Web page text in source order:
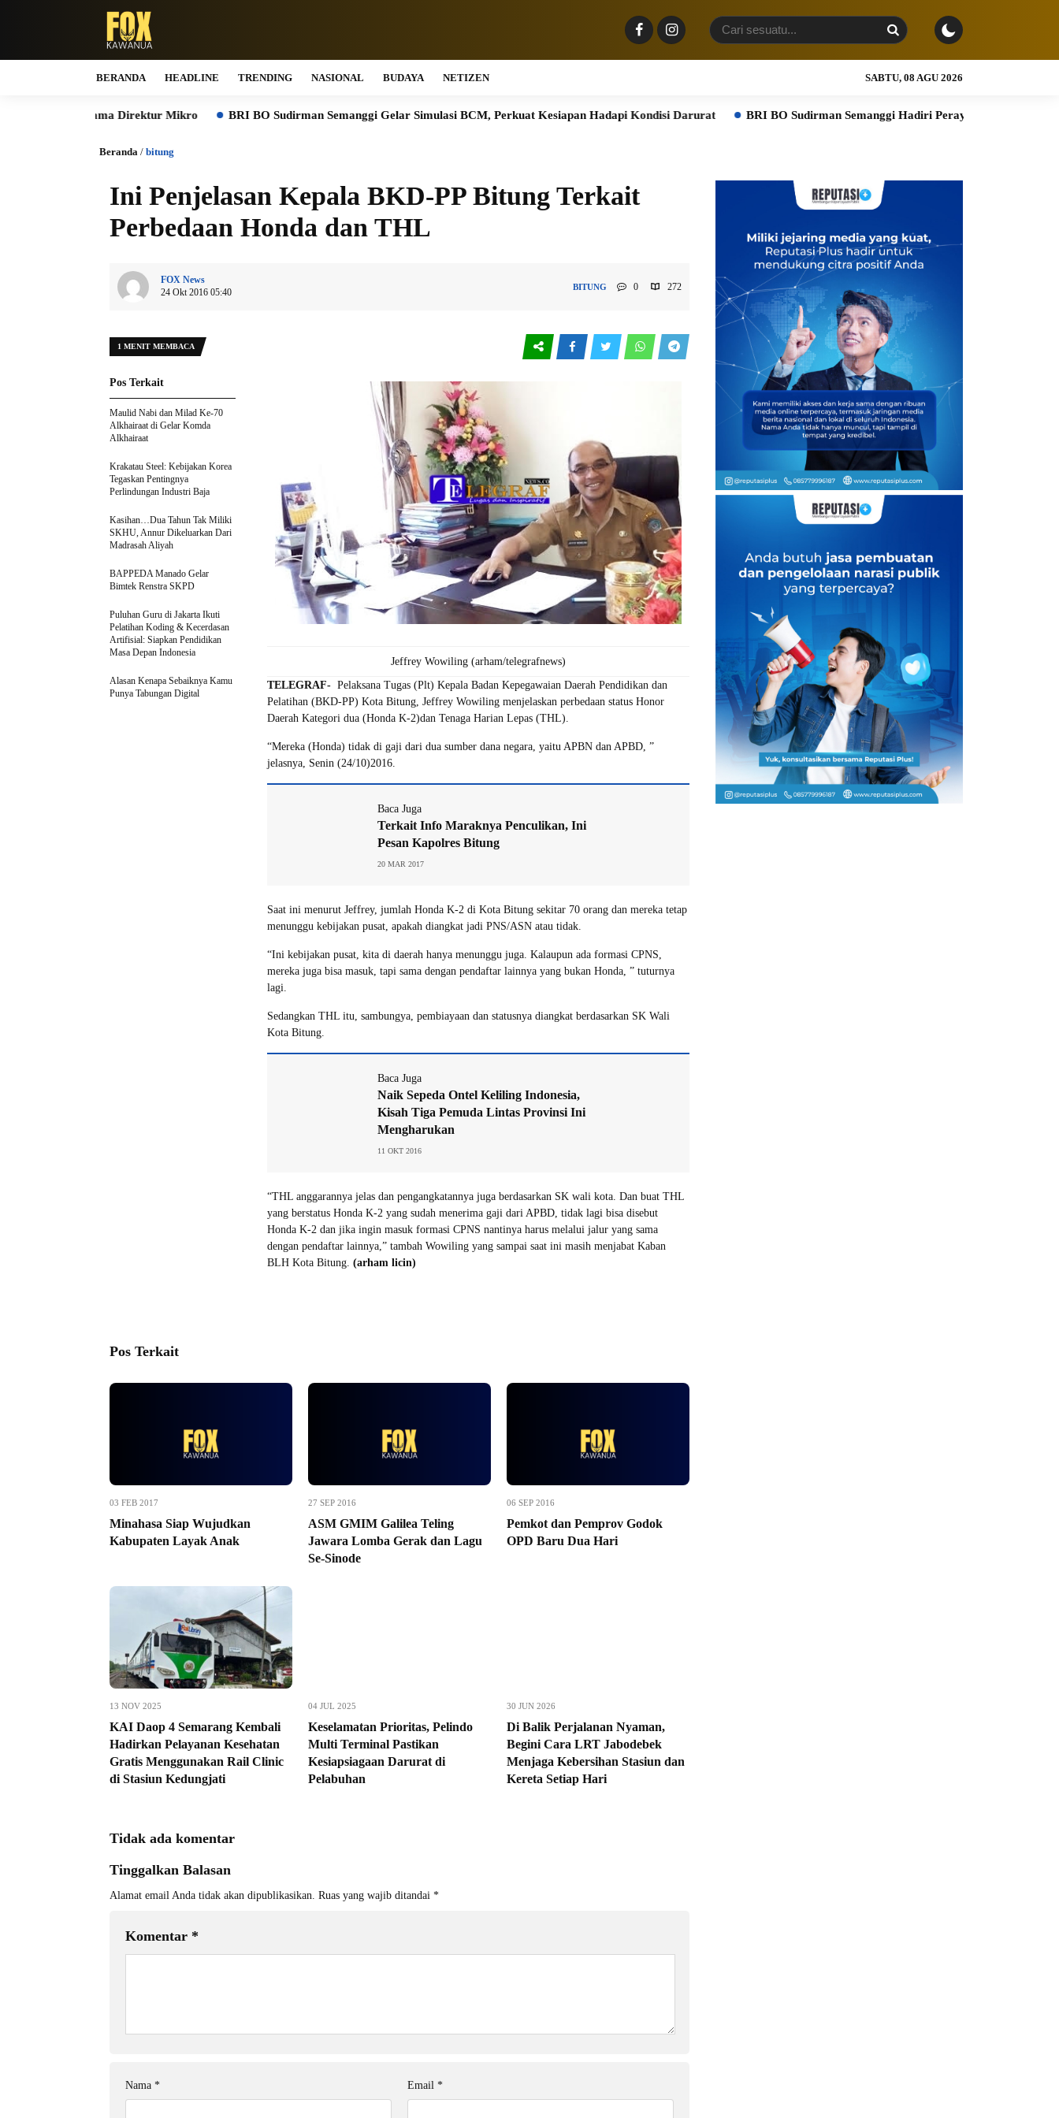
BERANDA HEADLINE TRENDING NASIONAL BUDAYA NETIZEN SABTU, 08 AGU 2026
Bersama Direktur Mikro BRI BO Sudirman Semanggi Gelar Simulasi BCM, Perkuat Kesiapan Hadapi Kondisi Darurat BRI BO Sudirman Semanggi Hadiri Perayaan HUT ke-7 DWP DPD RI,
Beranda / bitung
Ini Penjelasan Kepala BKD-PP Bitung Terkait
Perbedaan Honda dan THL
FOX News
24 Okt 2016 05:40
BITUNG 0 272
1 MENIT MEMBACA
Jeffrey Wowiling (arham/telegrafnews)
TELEGRAF- Pelaksana Tugas (Plt) Kepala Badan Kepegawaian Daerah Pendidikan dan
Pelatihan (BKD-PP) Kota Bitung, Jeffrey Wowiling menjelaskan perbedaan status Honor
Daerah Kategori dua (Honda K-2)dan Tenaga Harian Lepas (THL).
“Mereka (Honda) tidak di gaji dari dua sumber dana negara, yaitu APBN dan APBD, ”
jelasnya, Senin (24/10)2016.
Baca Juga
Terkait Info Maraknya Penculikan, Ini
Pesan Kapolres Bitung
20 MAR 2017
Saat ini menurut Jeffrey, jumlah Honda K-2 di Kota Bitung sekitar 70 orang dan mereka tetap
menunggu kebijakan pusat, apakah diangkat jadi PNS/ASN atau tidak.
“Ini kebijakan pusat, kita di daerah hanya menunggu juga. Kalaupun ada formasi CPNS,
mereka juga bisa masuk, tapi sama dengan pendaftar lainnya yang bukan Honda, ” tuturnya
lagi.
Sedangkan THL itu, sambungya, pembiayaan dan statusnya diangkat berdasarkan SK Wali
Kota Bitung.
Baca Juga
Naik Sepeda Ontel Keliling Indonesia,
Kisah Tiga Pemuda Lintas Provinsi Ini
Mengharukan
11 OKT 2016
“THL anggarannya jelas dan pengangkatannya juga berdasarkan SK wali kota. Dan buat THL
yang berstatus Honda K-2 yang sudah menerima gaji dari APBD, tidak lagi bisa disebut
Honda K-2 dan jika ingin masuk formasi CPNS nantinya harus melalui jalur yang sama
dengan pendaftar lainnya,” tambah Wowiling yang sampai saat ini masih menjabat Kaban
BLH Kota Bitung. (arham licin)
Pos Terkait
Maulid Nabi dan Milad Ke-70
Alkhairaat di Gelar Komda
Alkhairaat
Krakatau Steel: Kebijakan Korea
Tegaskan Pentingnya
Perlindungan Industri Baja
Kasihan…Dua Tahun Tak Miliki
SKHU, Annur Dikeluarkan Dari
Madrasah Aliyah
BAPPEDA Manado Gelar
Bimtek Renstra SKPD
Puluhan Guru di Jakarta Ikuti
Pelatihan Koding & Kecerdasan
Artifisial: Siapkan Pendidikan
Masa Depan Indonesia
Alasan Kenapa Sebaiknya Kamu
Punya Tabungan Digital
Pos Terkait
03 FEB 2017
Minahasa Siap Wujudkan
Kabupaten Layak Anak
27 SEP 2016
ASM GMIM Galilea Teling
Jawara Lomba Gerak dan Lagu
Se-Sinode
06 SEP 2016
Pemkot dan Pemprov Godok
OPD Baru Dua Hari
13 NOV 2025
KAI Daop 4 Semarang Kembali
Hadirkan Pelayanan Kesehatan
Gratis Menggunakan Rail Clinic
di Stasiun Kedungjati
04 JUL 2025
Keselamatan Prioritas, Pelindo
Multi Terminal Pastikan
Kesiapsiagaan Darurat di
Pelabuhan
30 JUN 2026
Di Balik Perjalanan Nyaman,
Begini Cara LRT Jabodebek
Menjaga Kebersihan Stasiun dan
Kereta Setiap Hari
Tidak ada komentar
Tinggalkan Balasan
Alamat email Anda tidak akan dipublikasikan. Ruas yang wajib ditandai *
Komentar *
Nama * Email *